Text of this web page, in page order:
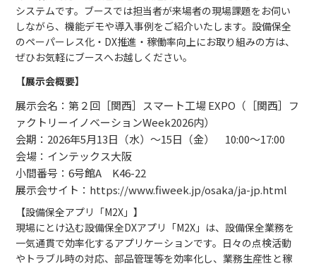
システムです。ブースでは担当者が来場者の現場課題をお伺い
しながら、機能デモや導入事例をご紹介いたします。設備保全
のペーパーレス化・DX推進・稼働率向上にお取り組みの方は、
ぜひお気軽にブースへお越しください。
【展示会概要】
展示会名：第２回［関西］スマート工場 EXPO（［関西］フ
ァクトリーイノベーションWeek2026内）
会期：2026年5月13日（水）〜15日（金） 10:00〜17:00
会場：インテックス大阪
小間番号：6号館A K46-22
展示会サイト： https://www.fiweek.jp/osaka/ja-jp.html
【設備保全アプリ「M2X」】
現場にとけ込む設備保全DXアプリ「M2X」は、設備保全業務を
一気通貫で効率化するアプリケーションです。日々の点検活動
やトラブル時の対応、部品管理等を効率化し、業務生産性と稼